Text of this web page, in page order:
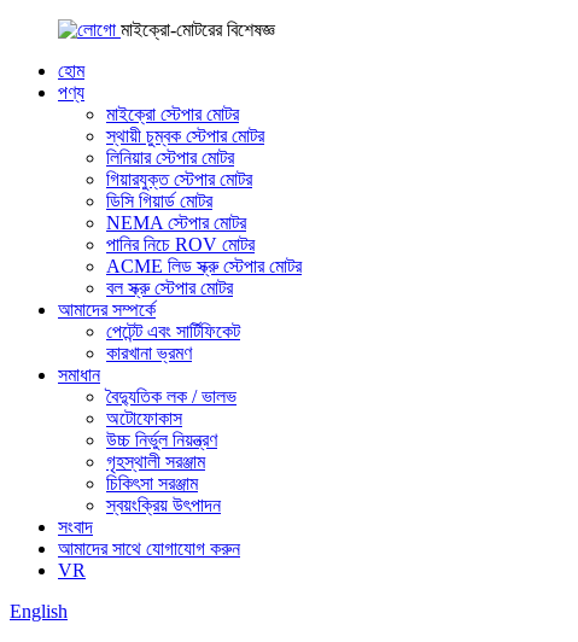
মাইক্রো-মোটরের বিশেষজ্ঞ
হোম
পণ্য
মাইক্রো স্টেপার মোটর
স্থায়ী চুম্বক স্টেপার মোটর
লিনিয়ার স্টেপার মোটর
গিয়ারযুক্ত স্টেপার মোটর
ডিসি গিয়ার্ড মোটর
NEMA স্টেপার মোটর
পানির নিচে ROV মোটর
ACME লিড স্ক্রু স্টেপার মোটর
বল স্ক্রু স্টেপার মোটর
আমাদের সম্পর্কে
পেটেন্ট এবং সার্টিফিকেট
কারখানা ভ্রমণ
সমাধান
বৈদ্যুতিক লক / ভালভ
অটোফোকাস
উচ্চ নির্ভুল নিয়ন্ত্রণ
গৃহস্থালী সরঞ্জাম
চিকিৎসা সরঞ্জাম
স্বয়ংক্রিয় উৎপাদন
সংবাদ
আমাদের সাথে যোগাযোগ করুন
VR
English